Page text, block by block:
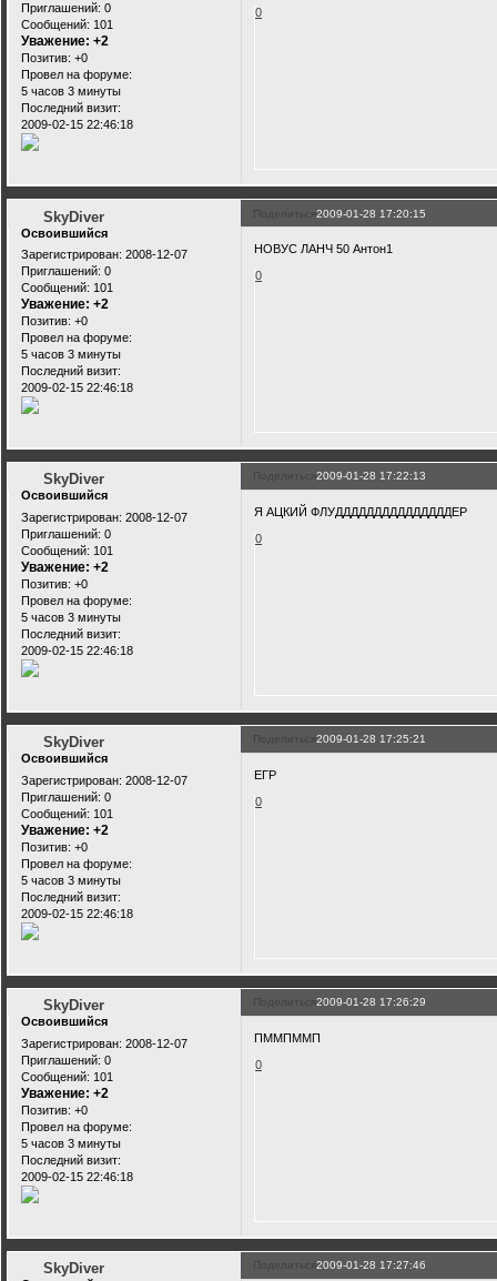
Приглашений: 0
Сообщений: 101
Уважение: +2
Позитив: +0
Провел на форуме:
5 часов 3 минуты
Последний визит:
2009-02-15 22:46:18
0
Поделиться2009-01-28 17:20:15
SkyDiver
Освоившийся
Зарегистрирован: 2008-12-07
Приглашений: 0
Сообщений: 101
Уважение: +2
Позитив: +0
Провел на форуме:
5 часов 3 минуты
Последний визит:
2009-02-15 22:46:18
НОВУС ЛАНЧ 50 Антон1
0
Поделиться2009-01-28 17:22:13
SkyDiver
Освоившийся
Зарегистрирован: 2008-12-07
Приглашений: 0
Сообщений: 101
Уважение: +2
Позитив: +0
Провел на форуме:
5 часов 3 минуты
Последний визит:
2009-02-15 22:46:18
Я АЦКИЙ ФЛУДДДДДДДДДДДДДДДЕР
0
Поделиться2009-01-28 17:25:21
SkyDiver
Освоившийся
Зарегистрирован: 2008-12-07
Приглашений: 0
Сообщений: 101
Уважение: +2
Позитив: +0
Провел на форуме:
5 часов 3 минуты
Последний визит:
2009-02-15 22:46:18
ЕГР
0
Поделиться2009-01-28 17:26:29
SkyDiver
Освоившийся
Зарегистрирован: 2008-12-07
Приглашений: 0
Сообщений: 101
Уважение: +2
Позитив: +0
Провел на форуме:
5 часов 3 минуты
Последний визит:
2009-02-15 22:46:18
ПММПММП
0
Поделиться2009-01-28 17:27:46
SkyDiver